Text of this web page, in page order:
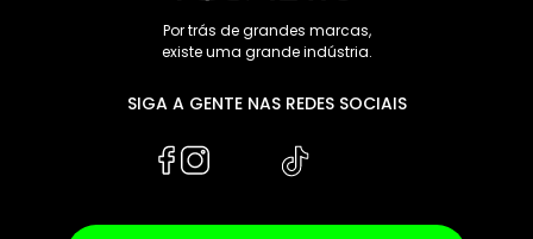
Por trás de grandes marcas,
existe uma grande indústria.
SIGA A GENTE NAS REDES SOCIAIS